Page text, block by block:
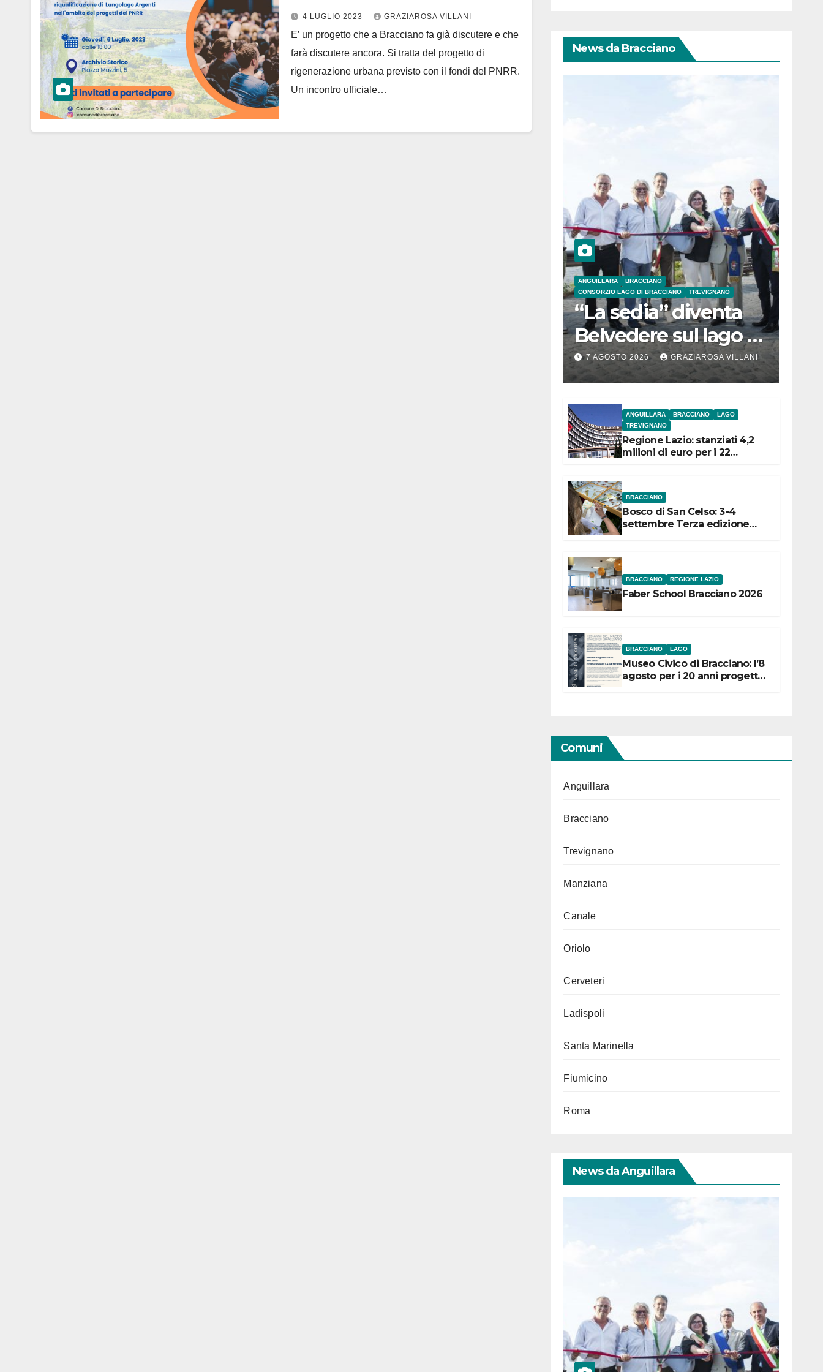
cittadinanza
4 LUGLIO 2023 GRAZIAROSA VILLANI
E’ un progetto che a Bracciano fa già discutere e che
farà discutere ancora. Si tratta del progetto di
rigenerazione urbana previsto con il fondi del PNRR.
Un incontro ufficiale…
News da Bracciano
ANGUILLARA
BRACCIANO
CONSORZIO LAGO DI BRACCIANO
TREVIGNANO
“La sedia” diventa
Belvedere sul lago di
Bracciano: ieri
l’inaugurazione
7 AGOSTO 2026 GRAZIAROSA VILLANI
ANGUILLARA BRACCIANO
LAGO
TREVIGNANO
Regione Lazio: stanziati 4,2
milioni di euro per i 22
BRACCIANO
Bosco di San Celso: 3-4
settembre Terza edizione
BRACCIANO REGIONE LAZIO
Faber School Bracciano 2026
BRACCIANO LAGO
Museo Civico di Bracciano: l’8
agosto per i 20 anni progetto
Comuni
Anguillara
Bracciano
Trevignano
Manziana
Canale
Oriolo
Cerveteri
Ladispoli
Santa Marinella
Fiumicino
Roma
News da Anguillara